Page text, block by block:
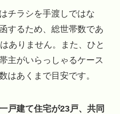
チラシを手渡しではな
するため、総世帯数であ
ありません。また、ひと
主がいらっしゃるケース
はあくまで目安です。
戸建て住宅が23戸、共同